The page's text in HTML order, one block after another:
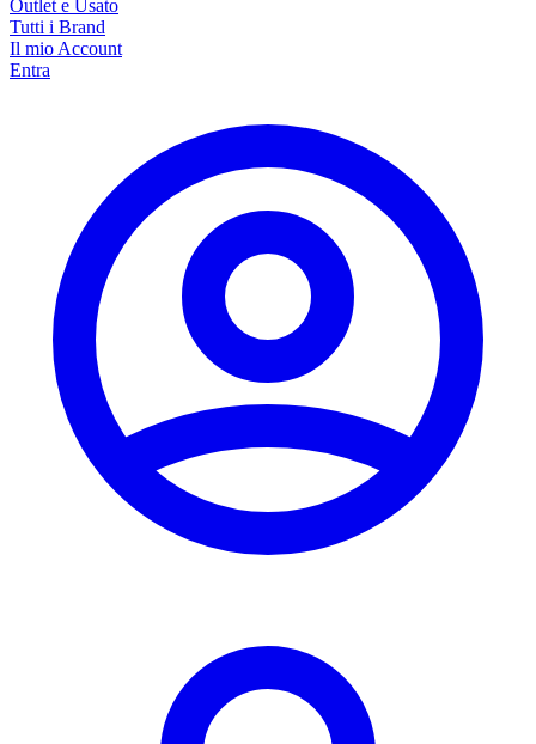
Outlet e Usato
Tutti i Brand
Il mio Account
Entra